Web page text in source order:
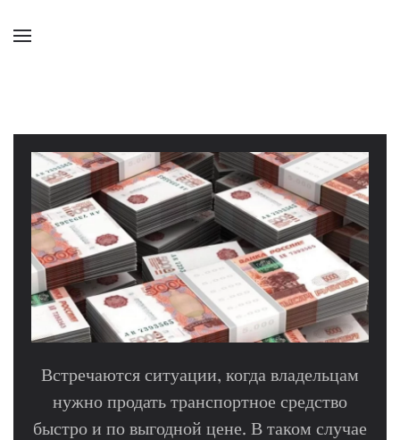
Встречаются ситуации, когда владельцам
нужно продать транспортное средство
быстро и по выгодной цене. В таком случае